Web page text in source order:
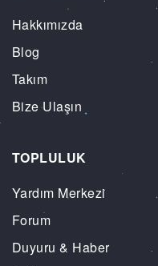
Hakkımızda
Blog
Takım
Bize Ulaşın
TOPLULUK
Yardım Merkezi
Forum
Duyuru & Haber